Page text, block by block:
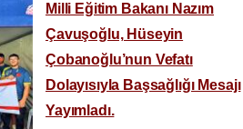
Milli Eğitim Bakanı Nazım
Çavuşoğlu, Hüseyin
Çobanoğlu’nun Vefatı
Dolayısıyla Başsağlığı Mesajı
Yayımladı.